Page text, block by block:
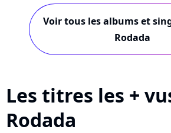
Voir tous les albums et
Rodada
Les titres les +
Rodada